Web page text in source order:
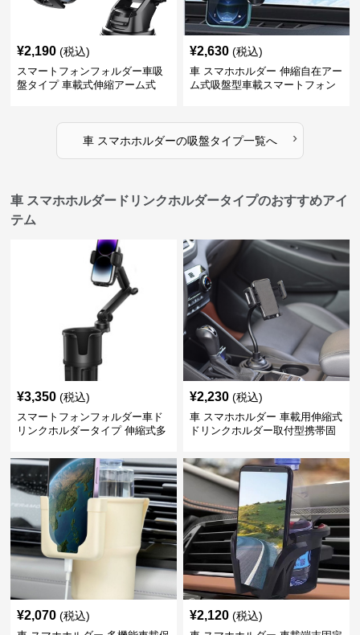
¥2,190 (税込)
スマートフォンフォルダー車吸
盤タイプ 車載式伸縮アーム式
¥2,630 (税込)
車 スマホホルダー 伸縮自在アー
ム式吸盤型車載スマートフォン
車 スマホホルダーの吸盤タイプ一覧へ ›
車 スマホホルダードリンクホルダータイプのおすすめアイ
テム
¥3,350 (税込)
スマートフォンフォルダー車ド
リンクホルダータイプ 伸縮式多
¥2,230 (税込)
車 スマホホルダー 車載用伸縮式
ドリンクホルダー取付型携帯固
¥2,070 (税込) ¥2,120 (税込)